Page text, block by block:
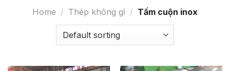
Home / Thép không gỉ / Tấm cuộn inox